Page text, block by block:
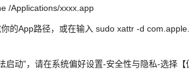
Applications/xxxx.app
App路径，或在输入 sudo xattr -d
动”，请在系统偏好设置-安全性与隐私-选择【